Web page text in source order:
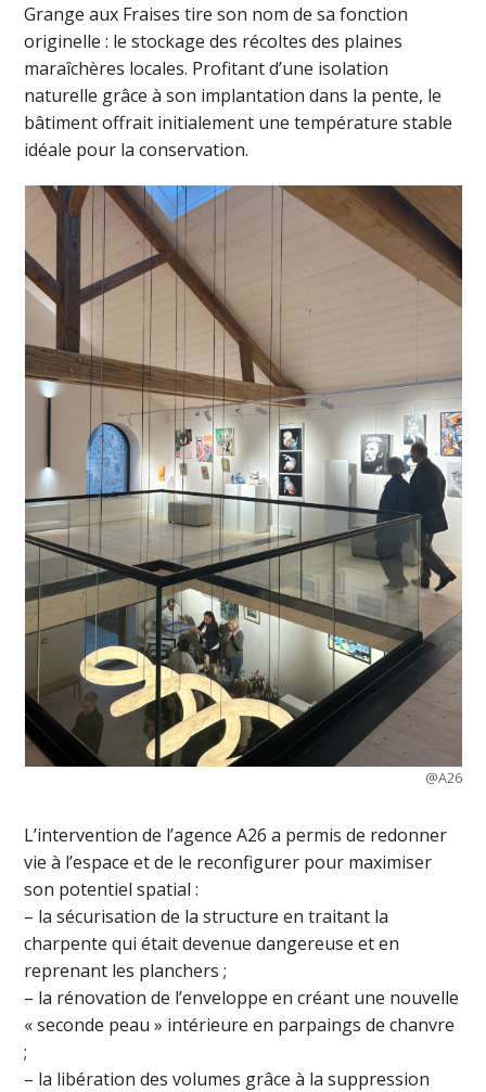
Grange aux Fraises tire son nom de sa fonction
originelle : le stockage des récoltes des plaines
maraîchères locales. Profitant d’une isolation
naturelle grâce à son implantation dans la pente, le
bâtiment offrait initialement une température stable
idéale pour la conservation.
@A26
L’intervention de l’agence A26 a permis de redonner
vie à l’espace et de le reconfigurer pour maximiser
son potentiel spatial :
– la sécurisation de la structure en traitant la
charpente qui était devenue dangereuse et en
reprenant les planchers ;
– la rénovation de l’enveloppe en créant une nouvelle
« seconde peau » intérieure en parpaings de chanvre
;
– la libération des volumes grâce à la suppression